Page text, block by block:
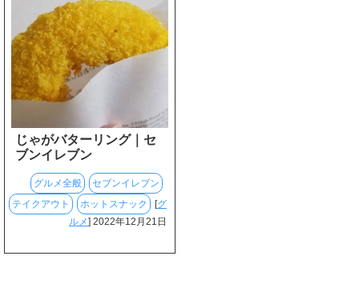
じゃがバターリング｜セ
ブンイレブン
グルメ全般
セブンイレブン
テイクアウト
ホットスナック [グ
ルメ] 2022年12月21日